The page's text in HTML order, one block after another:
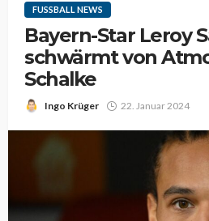
FUSSBALL NEWS
Bayern-Star Leroy
schwärmt von
Schalke
Ingo Krüger 22. Januar 2024